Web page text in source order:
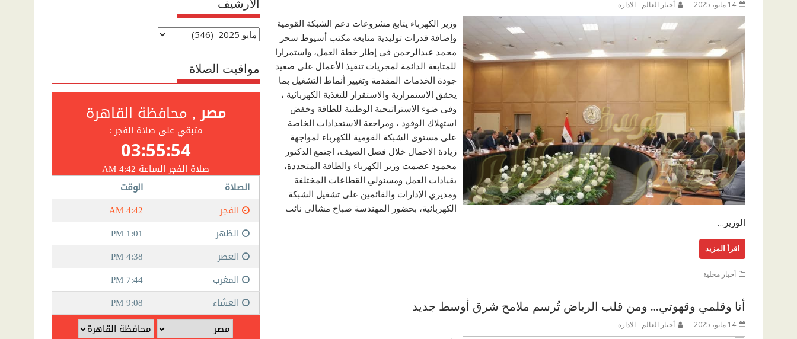
14 مايو، 2025 أخبار العالم - الادارة
وزير الكهرباء يتابع مشروعات دعم الشبكة القومية
وإضافة قدرات توليدية متابعه مكتب أسيوط سحر
محمد عبدالرحمن في إطار خطة العمل، واستمرارا
للمتابعة الدائمة لمجريات تنفيذ الأعمال على صعيد
جودة الخدمات المقدمة وتغيير أنماط التشغيل بما
يحقق الاستمرارية والاستقرار للتغذية الكهربائية ،
وفى ضوء الاستراتيجية الوطنية للطاقة وخفض
استهلاك الوقود ، ومراجعة الاستعدادات الخاصة
على مستوى الشبكة القومية للكهرباء لمواجهة
زيادة الاحمال خلال فصل الصيف، اجتمع الدكتور
محمود عصمت وزير الكهرباء والطاقة المتجددة،
بقيادات العمل ومسئولي القطاعات المختلفة
ومديري الإدارات والقائمين على تشغيل الشبكة
الكهربائية، بحضور المهندسة صباح مشالى نائب
الوزير…
اقرأ المزيد
أخبار محلية
أنا وقلمي وقهوتي… ومن قلب الرياض تُرسم ملامح شرق أوسط جديد
14 مايو، 2025 أخبار العالم - الادارة
الارشيف
الارشيف
مواقيت الصلاة